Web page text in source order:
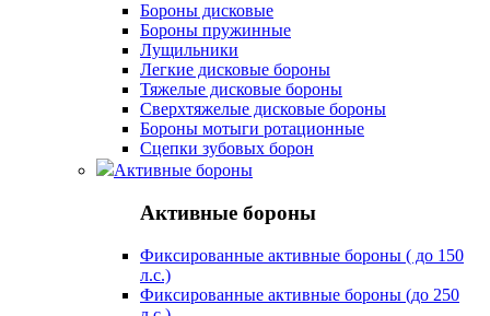
Бороны дисковые
Бороны пружинные
Лущильники
Легкие дисковые бороны
Тяжелые дисковые бороны
Сверхтяжелые дисковые бороны
Бороны мотыги ротационные
Сцепки зубовых борон
Активные бороны
Активные бороны
Фиксированные активные бороны ( до 150
л.с.)
Фиксированные активные бороны (до 250